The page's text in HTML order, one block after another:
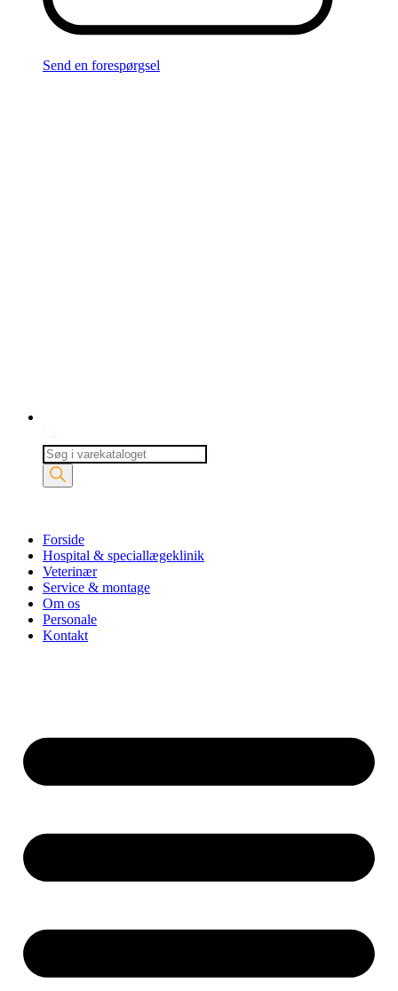
Send en forespørgsel
Products
search
Forside
Hospital & speciallægeklinik
Veterinær
Service & montage
Om os
Personale
Kontakt